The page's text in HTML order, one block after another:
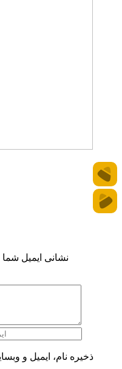
نشانی ایمیل
ذخیره نام، ایمیل و